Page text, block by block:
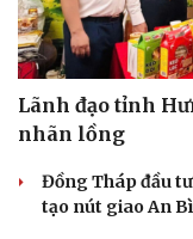
Doanh nghiệp
Thông tin doanh
Doanh nghiệp 24h
Vì cộng đồng
Lãnh đạo tỉnh
nhãn lồng
Đồng Tháp đầu
tạo nút giao An